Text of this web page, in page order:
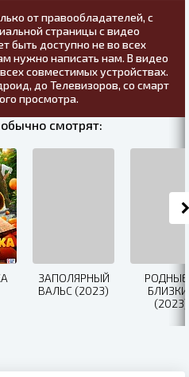
от правообладателей, с
страницы с видео
быть доступно не во всех
нужно написать нам. В видео
совместимых устройствах.
до Телевизоров, со смарт
просмотра.
смотрят:
ЗАПОЛЯРНЫЙ
ВАЛЬС (2023)
(2023)